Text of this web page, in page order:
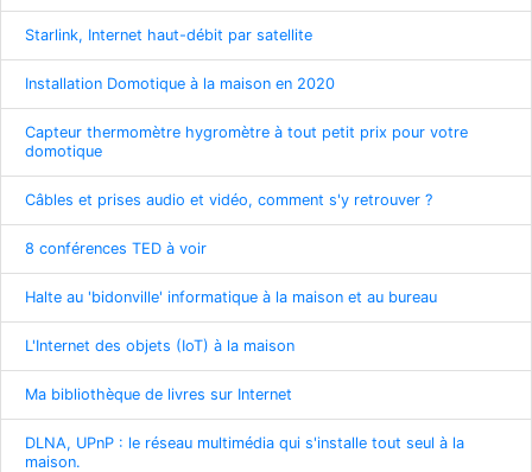
Starlink, Internet haut-débit par satellite
Installation Domotique à la maison en 2020
Capteur thermomètre hygromètre à tout petit prix pour votre
domotique
Câbles et prises audio et vidéo, comment s'y retrouver ?
8 conférences TED à voir
Halte au 'bidonville' informatique à la maison et au bureau
L'Internet des objets (IoT) à la maison
Ma bibliothèque de livres sur Internet
DLNA, UPnP : le réseau multimédia qui s'installe tout seul à la
maison.